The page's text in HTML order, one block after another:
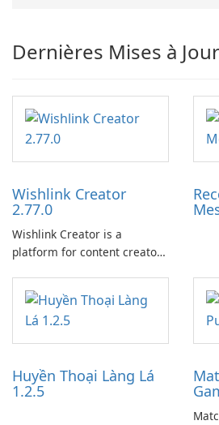
Dernières Mises à Jour
Wishlink Creator
2.77.0
Wishlink Creator is a
platform for content creators
work through built-in brand
partnerships and integrated
tools for content distribution
and audience engagement.
Huyền Thoại Làng Lá
1.2.5